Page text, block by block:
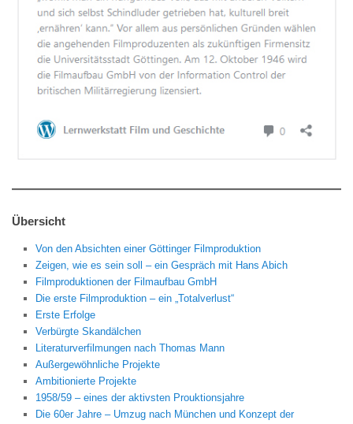
Übersicht
Von den Absichten einer Göttinger Filmproduktion
Zeigen, wie es sein soll – ein Gespräch mit Hans Abich
Filmproduktionen der Filmaufbau GmbH
Die erste Filmproduktion – ein „Totalverlust“
Erste Erfolge
Verbürgte Skandälchen
Literaturverfilmungen nach Thomas Mann
Außergewöhnliche Projekte
Ambitionierte Projekte
1958/59 – eines der aktivsten Prouktionsjahre
Die 60er Jahre – Umzug nach München und Konzept der